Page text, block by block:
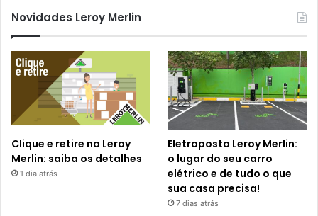
Novidades Leroy Merlin
Clique e retire na Leroy
Merlin: saiba os detalhes
1 dia atrás
Eletroposto Leroy Merlin:
o lugar do seu carro
elétrico e de tudo o que
sua casa precisa!
7 dias atrás